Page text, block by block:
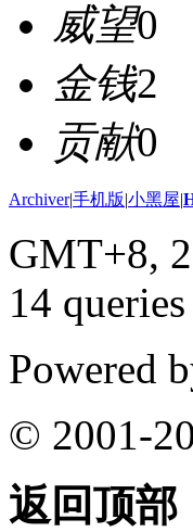
威望0
金钱2
贡献0
Archiver|手机版|小黑屋|
GMT+8,
14
Powered
© 2001-
返回顶部